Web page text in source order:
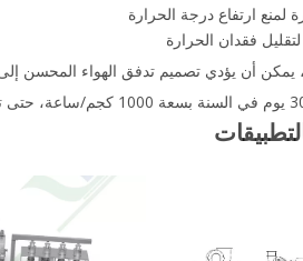
لمنع ارتفاع درجة الحرارة
لتقليل فقدان الحرارة
يؤدي تصميم تدفق الهواء المحسن إلى تقليل